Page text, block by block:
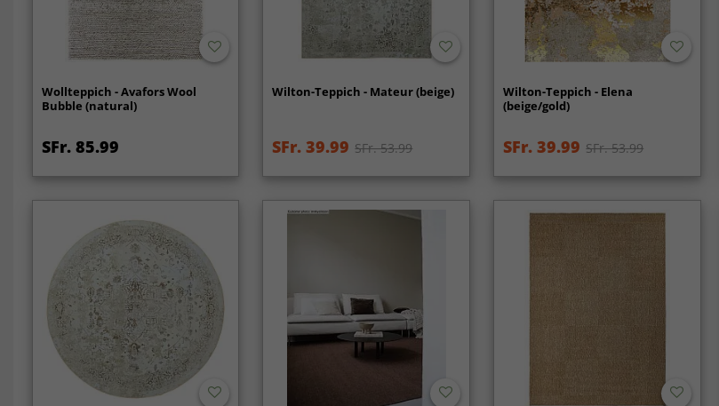
Wollteppich - Avafors Wool
Bubble (natural)
SFr. 85.99
Wilton-Teppich - Mateur (beige)
SFr. 39.99 SFr. 53.99
Wilton-Teppich - Elena
(beige/gold)
SFr. 39.99 SFr. 53.99